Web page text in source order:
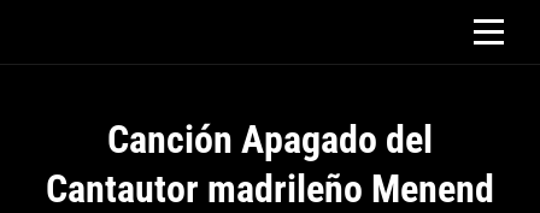
Canción Apagado del
Cantautor madrileño Menend